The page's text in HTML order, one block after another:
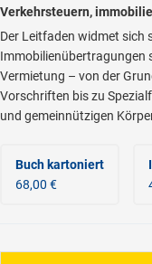
Verkehrsteuern,
Der Leitfaden widmet sich
Immobilienübertragungen
Vermietung – von der
Vorschriften bis zu
und gemeinnützigen
Buch kartoniert
68,00 €